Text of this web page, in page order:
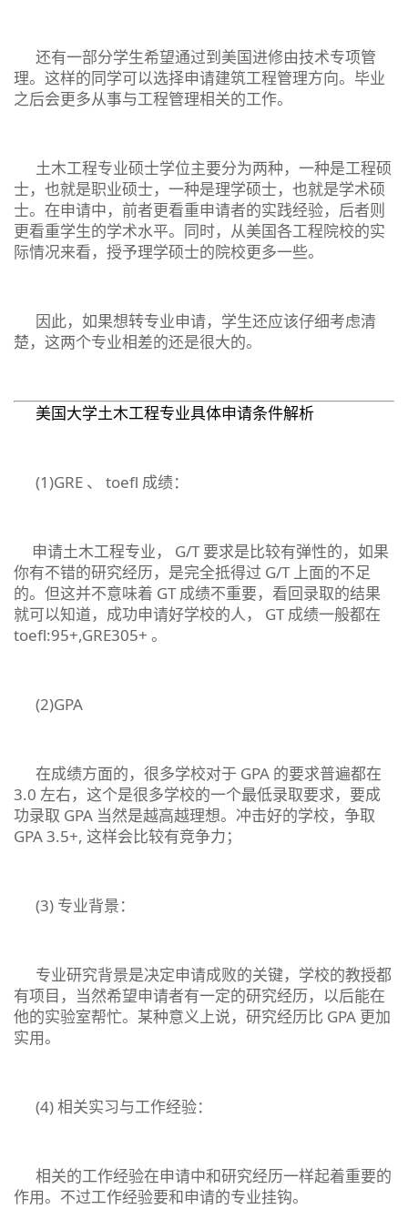
还有一部分学生希望通过到美国进修由技术专项管
理。这样的同学可以选择申请建筑工程管理方向。毕业
之后会更多从事与工程管理相关的工作。
土木工程专业硕士学位主要分为两种，一种是工程硕
士，也就是职业硕士，一种是理学硕士，也就是学术硕
士。在申请中，前者更看重申请者的实践经验，后者则
更看重学生的学术水平。同时，从美国各工程院校的实
际情况来看，授予理学硕士的院校更多一些。
因此，如果想转专业申请，学生还应该仔细考虑清
楚，这两个专业相差的还是很大的。
美国大学土木工程专业具体申请条件解析
(1)GRE 、 toefl 成绩：
申请土木工程专业， G/T 要求是比较有弹性的，如果
你有不错的研究经历，是完全抵得过 G/T 上面的不足
的。但这并不意味着 GT 成绩不重要，看回录取的结果
就可以知道，成功申请好学校的人， GT 成绩一般都在
toefl:95+,GRE305+ 。
(2)GPA
在成绩方面的，很多学校对于 GPA 的要求普遍都在
3.0 左右，这个是很多学校的一个最低录取要求，要成
功录取 GPA 当然是越高越理想。冲击好的学校，争取
GPA 3.5+, 这样会比较有竞争力；
(3) 专业背景：
专业研究背景是决定申请成败的关键，学校的教授都
有项目，当然希望申请者有一定的研究经历，以后能在
他的实验室帮忙。某种意义上说，研究经历比 GPA 更加
实用。
(4) 相关实习与工作经验：
相关的工作经验在申请中和研究经历一样起着重要的
作用。不过工作经验要和申请的专业挂钩。